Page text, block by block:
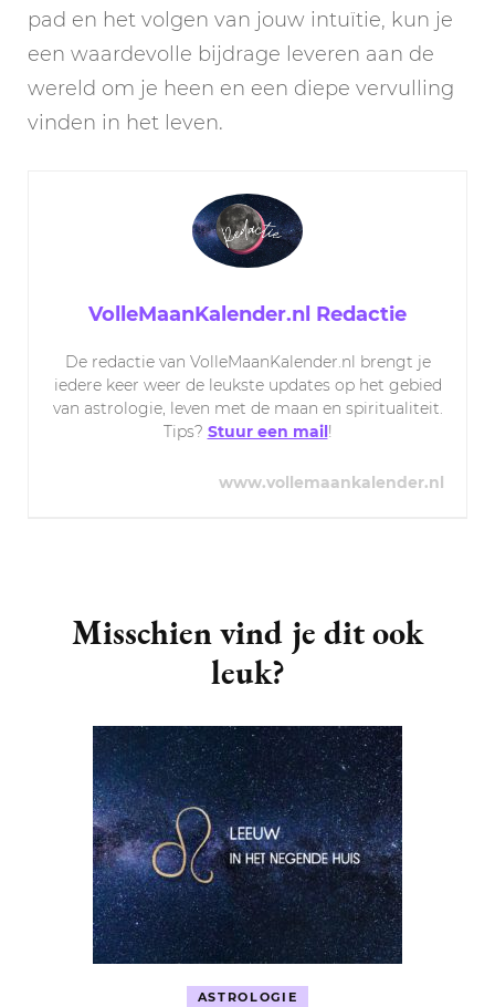
pad en het volgen van jouw intuïtie, kun je
een waardevolle bijdrage leveren aan de
wereld om je heen en een diepe vervulling
vinden in het leven.
VolleMaanKalender.nl Redactie
De redactie van VolleMaanKalender.nl brengt je
iedere keer weer de leukste updates op het gebied
van astrologie, leven met de maan en spiritualiteit.
Tips? Stuur een mail!
www.vollemaankalender.nl
Navigation
Misschien vind je dit ook
leuk?
ASTROLOGIE